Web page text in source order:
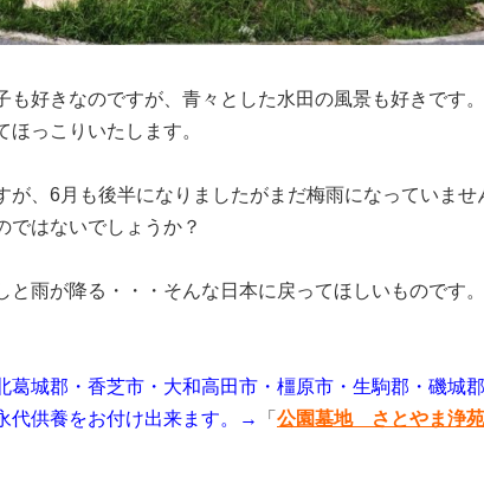
好きなのですが、青々とした水田の風景も好きです。
っこりいたします。
、6月も後半になりましたがまだ梅雨になっていませ
ではないでしょうか？
雨が降る・・・そんな日本に戻ってほしいものです。
葛城郡・香芝市・大和高田市・橿原市・生駒郡・磯城
代供養をお付け出来ます。→
「 公園墓地 さとやま浄苑